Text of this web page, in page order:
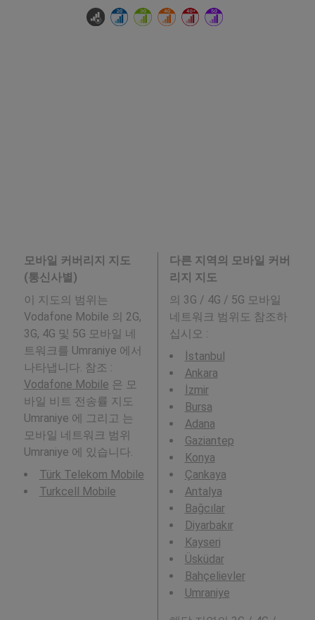
모바일 커버리지 지도
(통신사별)
이 지도의 범위는
Vodafone Mobile 의 2G,
3G, 4G 및 5G 모바일 네
트워크를 Umraniye 에서
나타냅니다. 참조 :
Vodafone Mobile 은 모
바일 비트 전송률 지도
Umraniye 에 그리고 는
모바일 네트워크 범위
Umraniye 에 있습니다.
Türk Telekom Mobile
Turkcell Mobile
다른 지역의 모바일 커버
리지 지도
의 3G / 4G / 5G 모바일
네트워크 범위도 참조하
십시오 :
İstanbul
Ankara
İzmir
Bursa
Adana
Gaziantep
Konya
Çankaya
Antalya
Bağcılar
Diyarbakır
Kayseri
Üsküdar
Bahçelievler
Umraniye